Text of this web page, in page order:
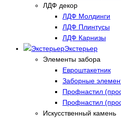
ЛДФ декор
ЛДФ Молдинги
ЛДФ Плинтусы
ЛДФ Карнизы
Экстерьер
Элементы забора
Евроштакетник
Заборные
Профнастил
Профнастил
Искусственный камень